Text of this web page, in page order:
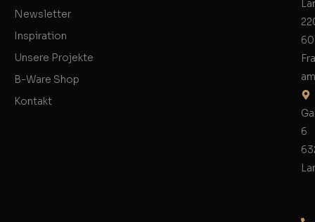
Newsletter
Inspiration
Unsere Projekte
B-Ware Shop
Kontakt
6